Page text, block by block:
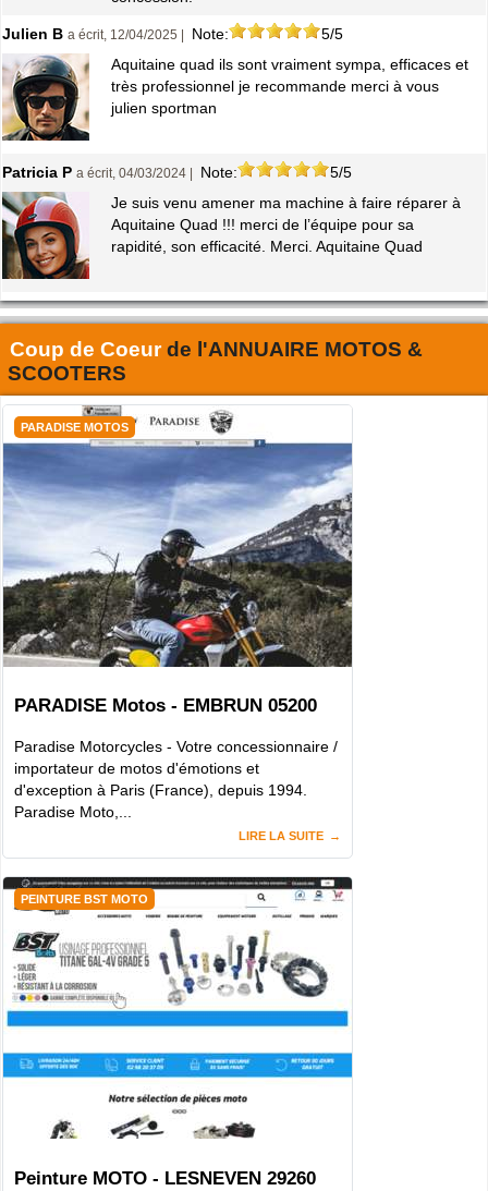
Julien B a écrit, 12/04/2025 | Note:
5/5
Aquitaine quad ils sont vraiment sympa, efficaces et
très professionnel je recommande merci à vous
julien sportman
Patricia P a écrit, 04/03/2024 | Note:
5/5
Je suis venu amener ma machine à faire réparer à
Aquitaine Quad !!! merci de l’équipe pour sa
rapidité, son efficacité. Merci. Aquitaine Quad
Coup de Coeurde l'ANNUAIRE MOTOS &
SCOOTERS
PARADISE MOTOS
PARADISE Motos - EMBRUN 05200
Paradise Motorcycles - Votre concessionnaire /
importateur de motos d'émotions et
d'exception à Paris (France), depuis 1994.
Paradise Moto,...
LIRE LA SUITE
PEINTURE BST MOTO
Peinture MOTO - LESNEVEN 29260